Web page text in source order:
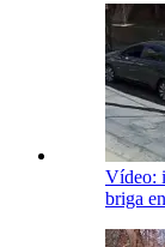
Vídeo:
briga